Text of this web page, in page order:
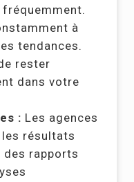
à
tendances.
rester
dans votre
: Les agences
résultats
des rapports